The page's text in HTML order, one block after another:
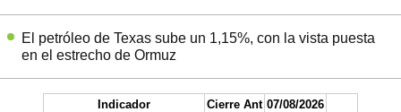
El petróleo de Texas sube un 1,15%, con la vista puesta
en el estrecho de Ormuz
Indicador Cierre Ant 07/08/2026